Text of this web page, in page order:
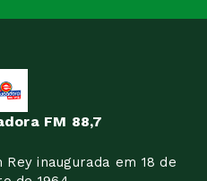
FM 88,7
Rey inaugurada em 18 de